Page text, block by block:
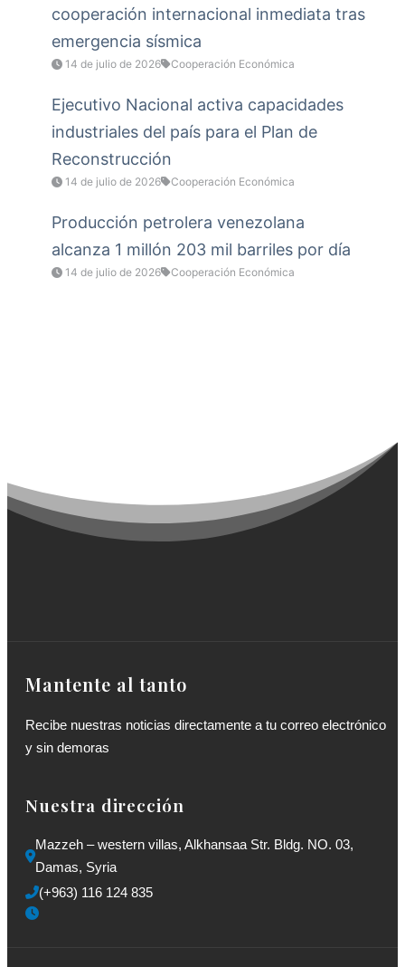
cooperación internacional inmediata tras
emergencia sísmica
14 de julio de 2026 Cooperación Económica
Ejecutivo Nacional activa capacidades
industriales del país para el Plan de
Reconstrucción
14 de julio de 2026 Cooperación Económica
Producción petrolera venezolana
alcanza 1 millón 203 mil barriles por día
14 de julio de 2026 Cooperación Económica
Mantente al tanto
Recibe nuestras noticias directamente a tu correo electrónico
y sin demoras
Nuestra dirección
Mazzeh – western villas, Alkhansaa Str. Bldg. NO. 03,
Damas, Syria
(+963) 116 124 835